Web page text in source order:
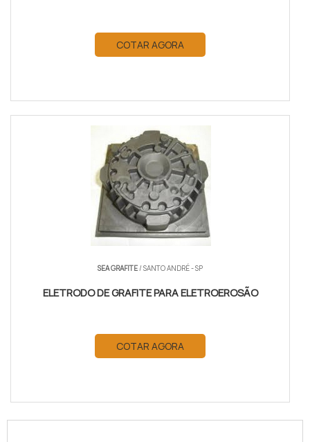
COTAR AGORA
SEA GRAFITE/ SANTO ANDRÉ - SP
ELETRODO DE GRAFITE PARA ELETROEROSÃO
COTAR AGORA